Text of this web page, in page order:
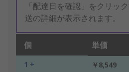
「配達日を確認」をクリッ
送の詳細が表示されます。
個 単価
1 + ￥8,549